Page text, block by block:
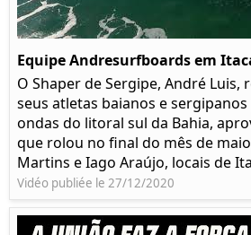
Equipe Andresurfboards em
O Shaper de Sergipe, André Luis,
seus atletas baianos e
ondas do litoral sul da Bahia,
que rolou no final do mês de maio
Martins e Iago Araújo, locais de
Vidéo publiée le 27/12/2020